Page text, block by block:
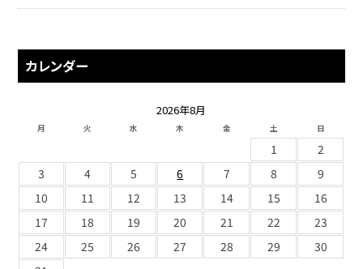
カレンダー
2026年8月
月 火 水 木 金 土 日
1
2
3
4 5 6 7 8
9
10
11 12 13 14 15
16
17
18 19 20 21 22
23
24
25 26 27 28 29
30